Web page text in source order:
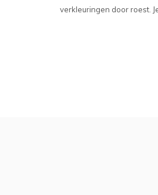
verkleuringen door roest.